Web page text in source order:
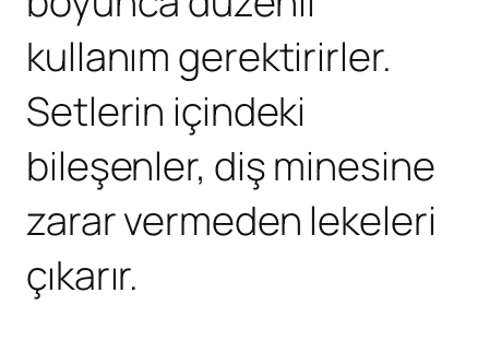
kullanım gerektirirler.
Setlerin içindeki
bileşenler, diş minesine
zarar vermeden lekeleri
çıkarır.